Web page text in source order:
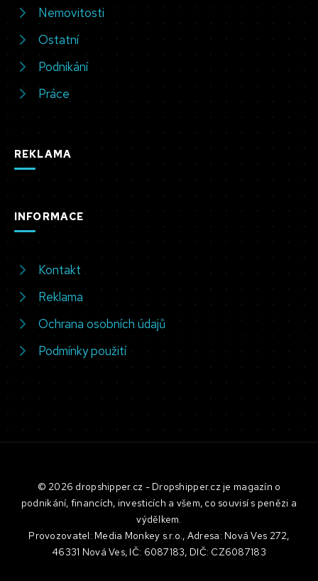
Nemovitosti
Ostatní
Podnikání
Práce
REKLAMA
INFORMACE
Kontakt
Reklama
Ochrana osobních údajů
Podmínky použití
© 2026 dropshipper.cz - Dropshipper.cz je magazín o
podnikání, financích, investicích a všem, co souvisí s penězi a
výdělkem.
Provozovatel: Media Monkey s.r.o., Adresa: Nová Ves 272,
46331 Nová Ves, IČ: 6087183, DIČ: CZ6087183